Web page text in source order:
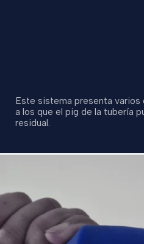
Este sistema presenta varios
a los que el pig de la tubería
residual.